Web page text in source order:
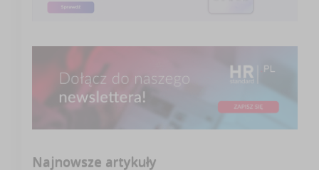
Najnowsze artykuły